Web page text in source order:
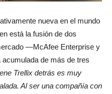
nueva en el mundo
está la fusión de dos
—McAfee Enterprise y
de más de tres
Trellix detrás es muy
Al ser una compañía con